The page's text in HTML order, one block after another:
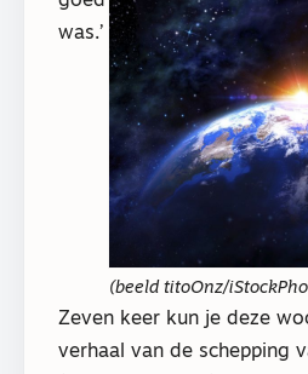
(beeld titoOnz/
was.’
Zeven keer kun je deze
verhaal van de schepping